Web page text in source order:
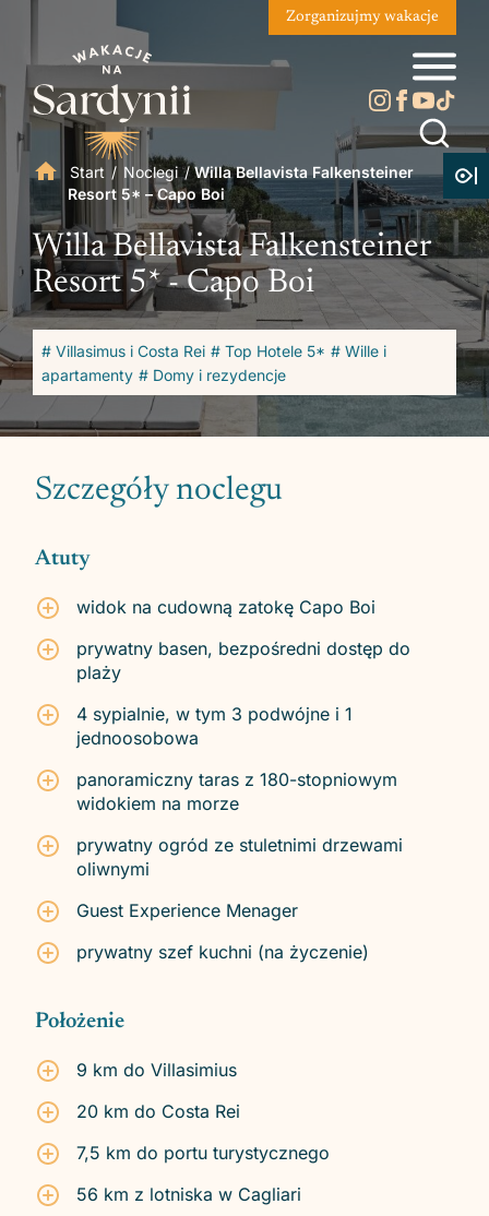
Zorganizujmy wakacje
Start / Noclegi /Willa Bellavista Falkensteiner
Resort 5* – Capo Boi
Willa Bellavista Falkensteiner
Resort 5* - Capo Boi
# Villasimus i Costa Rei # Top Hotele 5* # Wille i
apartamenty # Domy i rezydencje
Szczegóły noclegu
Atuty
widok na cudowną zatokę Capo Boi
prywatny basen, bezpośredni dostęp do
plaży
4 sypialnie, w tym 3 podwójne i 1
jednoosobowa
panoramiczny taras z 180-stopniowym
widokiem na morze
prywatny ogród ze stuletnimi drzewami
oliwnymi
Guest Experience Menager
prywatny szef kuchni (na życzenie)
Położenie
9 km do Villasimius
20 km do Costa Rei
7,5 km do portu turystycznego
56 km z lotniska w Cagliari